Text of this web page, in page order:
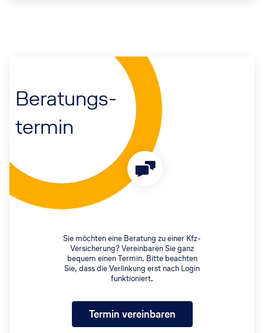
Beratungs-
termin
Sie möchten eine Beratung zu einer Kfz-
Versicherung? Vereinbaren Sie ganz
bequem einen Termin. Bitte beachten
Sie, dass die Verlinkung erst nach Login
funktioniert.
Termin vereinbaren